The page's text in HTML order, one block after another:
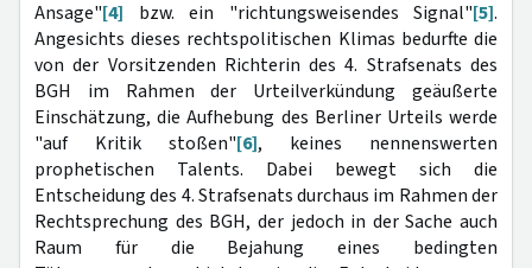
Ansage"[4] bzw. ein "richtungsweisendes Signal"[5].
Angesichts dieses rechtspolitischen Klimas bedurfte die
von der Vorsitzenden Richterin des 4. Strafsenats des
BGH im Rahmen der Urteilverkündung geäußerte
Einschätzung, die Aufhebung des Berliner Urteils werde
"auf Kritik stoßen"[6], keines nennenswerten
prophetischen Talents. Dabei bewegt sich die
Entscheidung des 4. Strafsenats durchaus im Rahmen der
Rechtsprechung des BGH, der jedoch in der Sache auch
Raum für die Bejahung eines bedingten